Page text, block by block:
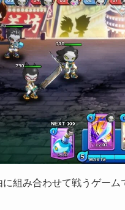
組み合わせて戦うゲー